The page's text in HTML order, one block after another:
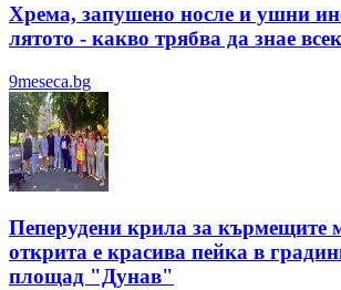
Хрема, запушено носле и ушни
лятотo - какво трябва да знае
9meseca.bg
Пеперудени крила за кърмещите
открита е красива пейка в
площад "Дунав"